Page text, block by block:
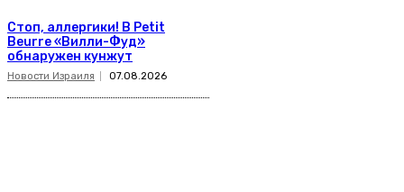
Стоп, аллергики! В Petit
Beurre «Вилли-Фуд»
обнаружен кунжут
Новости Израиля 07.08.2026